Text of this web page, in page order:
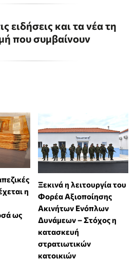
ειδήσεις και τα νέα τη
που συμβαίνουν
η
ως
Ξεκινά η λειτουργία του
Φορέα Αξιοποίησης
Ακινήτων Ενόπλων
Δυνάμεων – Στόχος η
κατασκευή
στρατιωτικών
κατοικιών